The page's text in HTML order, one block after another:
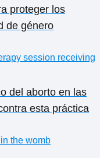
proteger los
de género
del aborto en las
esta práctica